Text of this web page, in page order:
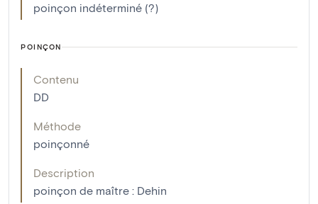
poinçon indéterminé (?)
POINÇON
Contenu
DD
Méthode
poinçonné
Description
poinçon de maître : Dehin